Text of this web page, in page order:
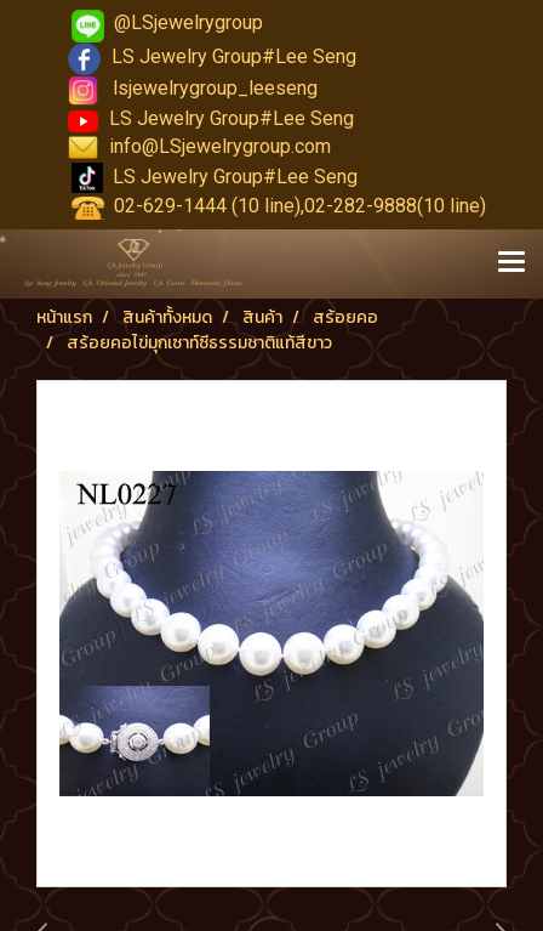
@LSjewelrygroup
LS Jewelry Group#Lee Seng
lsjewelrygroup_leeseng
LS Jewelry Group#Lee Seng
info@LSjewelrygroup.com
LS Jewelry Group#Lee Seng
02-629-1444 (10 line),02-282-9888(10 line)
หน้าแรก สินค้าทั้งหมด สินค้า
สร้อยคอ
สร้อยคอไข่มุกเซาท์ซีธรรมชาติแท้สีขาว